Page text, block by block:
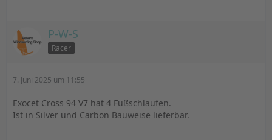
P-W-S
Racer
7. Juni 2025 um 11:55
Exocet Cross 94 V7 hat 4 Fußschlaufen.
Ist in Silver und Carbon Bauweise lieferbar.